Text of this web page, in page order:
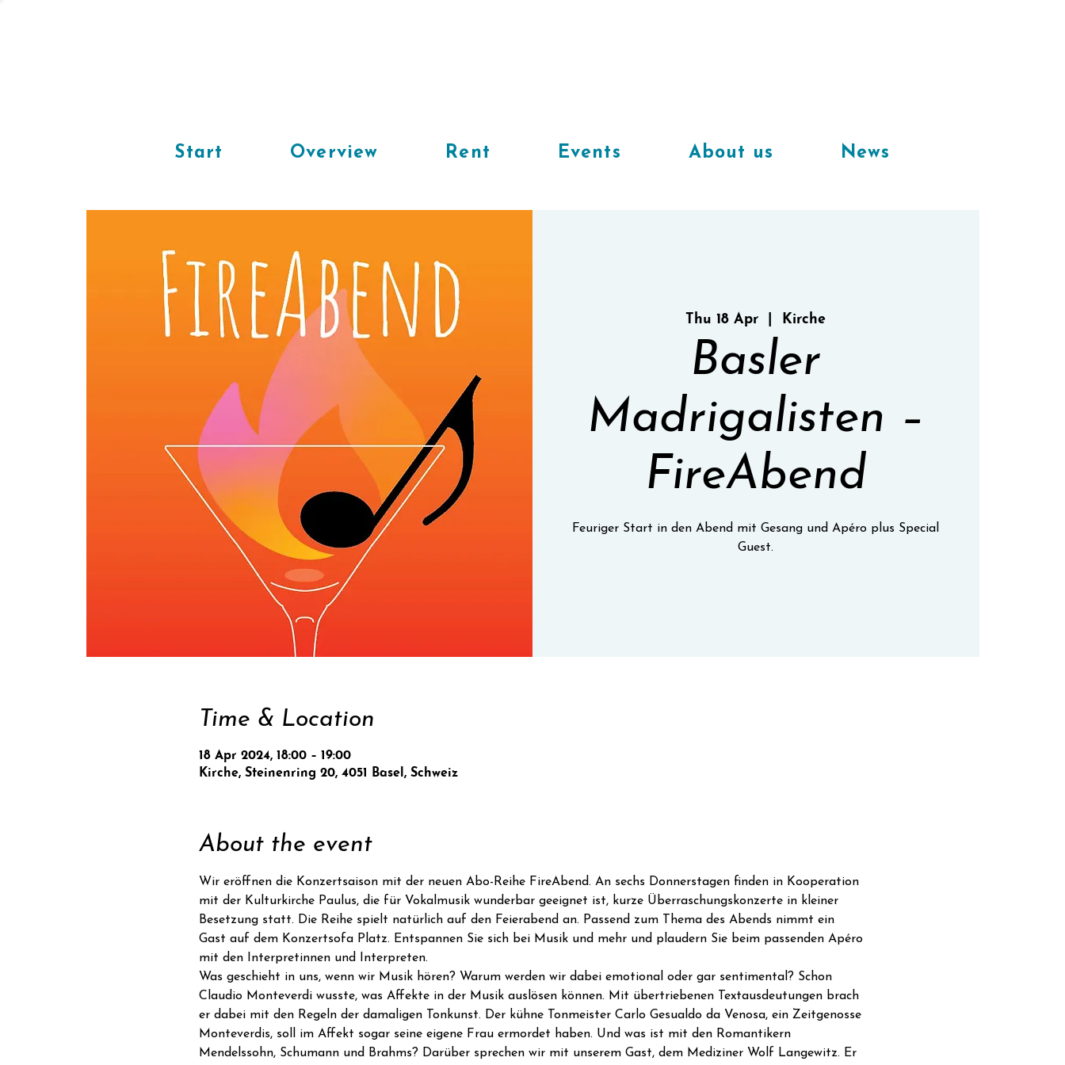
Start Overview Rent Events About us News
Thu 18 Apr Kirche
Basler
Madrigalisten –
FireAbend
Feuriger Start in den Abend mit Gesang und Apéro plus Special
Guest.
Time & Location
18 Apr 2024, 18:00 – 19:00
Kirche, Steinenring 20, 4051 Basel, Schweiz
About the event
Wir eröffnen die Konzertsaison mit der neuen Abo-Reihe FireAbend. An sechs Donnerstagen finden in Kooperation
mit der Kulturkirche Paulus, die für Vokalmusik wunderbar geeignet ist, kurze Überraschungskonzerte in kleiner
Besetzung statt. Die Reihe spielt natürlich auf den Feierabend an. Passend zum Thema des Abends nimmt ein
Gast auf dem Konzertsofa Platz. Entspannen Sie sich bei Musik und mehr und plaudern Sie beim passenden Apéro
mit den Interpretinnen und Interpreten.
Was geschieht in uns, wenn wir Musik hören? Warum werden wir dabei emotional oder gar sentimental? Schon
Claudio Monteverdi wusste, was Affekte in der Musik auslösen können. Mit übertriebenen Textausdeutungen brach
er dabei mit den Regeln der damaligen Tonkunst. Der kühne Tonmeister Carlo Gesualdo da Venosa, ein Zeitgenosse
Monteverdis, soll im Affekt sogar seine eigene Frau ermordet haben. Und was ist mit den Romantikern
Mendelssohn, Schumann und Brahms? Darüber sprechen wir mit unserem Gast, dem Mediziner Wolf Langewitz. Er